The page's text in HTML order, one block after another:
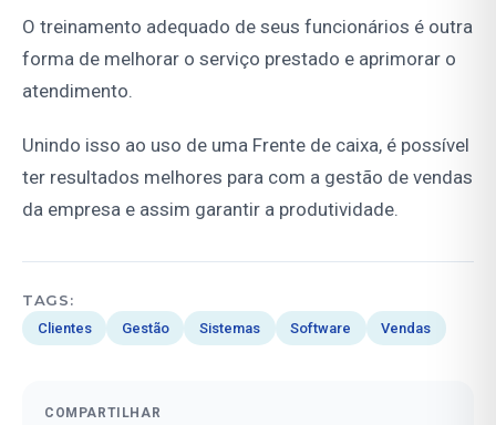
O treinamento adequado de seus funcionários é outra
forma de melhorar o serviço prestado e aprimorar o
atendimento.
Unindo isso ao uso de uma Frente de caixa, é possível
ter resultados melhores para com a gestão de vendas
da empresa e assim garantir a produtividade.
TAGS:
Clientes Gestão Sistemas Software Vendas
COMPARTILHAR